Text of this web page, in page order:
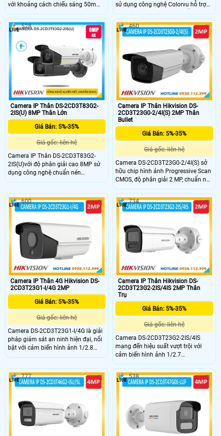
với khoảng cách chiếu sáng 50m
cùng chuẩn nén hình ảnh H265+
không chỉ mang lại hình ảnh có
màu 24/7 mà còn tiết kiệm dung
lượng lưu trữ của camera. Camera
cũng được trang bị AI giúp phát hiện
con người và xe cộ từ đó nâng cao
hiệu suất bảo vệ an ninh.
sử dụng công nghệ Colorvu hỗ trợ
có màu ban đêm 24/7,chuẩn nén
H.265,cùng chức năng chóng ngược
sáng WDR,đèn chiếu sáng
60m,chuẩn IP67,hỗ trợ thẻ nhớ SD
512GB,phân loại mục tiêu con người
và phương tiện,micrô tích hợp.Vỏ
kim loại là sự lựa chọn hoàn hảo
cho bạn.
Camera IP Thân DS-2CD3T83G2-
2IS(U) 8MP Thân Lớn
Giá Bán: 5%-35%
Giá gốc: liên hệ
Camera IP Thân DS-2CD3T83G2-
2IS(U)với độ phân giải cao 8MP sử
dụng công nghệ chuẩn nén
H.265,cùng chức năng chóng ngược
60m,chuẩn IP67,hỗ trợ thẻ nhớ SD
512GB,phân loại mục tiêu con người
và phương tiện,micrô tích hợp.Vỏ
kim loại là sự lựa chọn hoàn hảo
cho bạn.
528
Camera IP Thân Hikvision DS-
2CD3T23G0-2/4I(S) 2MP Thân
Bullet
Giá Bán: 5%-35%
Giá gốc: liên hệ
Camera DS-2CD3T23G0-2/4I(S) sở
hữu chip hình ảnh Progressive Scan
CMOS, độ phân giải 2 MP, chuẩn nén
H.265+ giúp tiết kiệm băng thông
nhưng vẫn bảo đảm chất lượng
hình ảnh. Ngoài ra hồng ngoại 60m,
chuẩn chống nước IP67 kết hợp
dàng lắp đặt và sử dụng được ở
nhiều nhu cầu giám sát khác nhau.
460
Camera IP Thân 4G Hikvision DS-
2CD3T23G1-I/4G 2MP
Giá Bán: 5%-35%
Giá gốc: liên hệ
Camera DS-2CD3T23G1-I/4G là giải
pháp giám sát an ninh hiện đại, nổi
bật với cảm biến hình ảnh 1/2.8
Progressive Scan CMOS và độ phân
không dây 4G sử dụng SIM 4G
mang đến sự linh hoạt trong truyền
tải dữ liệu mà không cần phụ thuộc
600
Camera IP Thân Hikvision DS-
2CD3T23G2-2IS/4IS 2MP Thân
Trụ
Giá Bán: 5%-35%
Giá gốc: liên hệ
Camera DS-2CD3T23G2-2IS/4IS
mang đến hiệu suất vượt trội với
cảm biến hình ảnh 1/2.7
Progressive Scan CMOS và độ phân
giải 2 MP. Hỗ trợ hồng ngoại ban
đêm kết hợp phân biệt chính xác
người và vật từ đó hạn chế tình
dòng camera phổ thông khác.
734
777 538